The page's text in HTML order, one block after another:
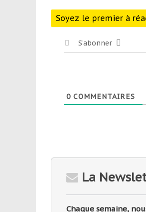
Soyez le premier à
S’abonner
0 COMMENTAIRES
La
Chaque semaine,